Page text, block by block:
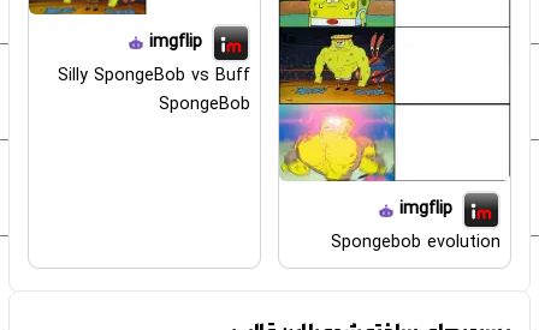
imgflip
Spongebob evolution
imgflip
Silly SpongeBob vs Buff
SpongeBob